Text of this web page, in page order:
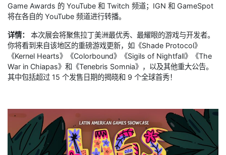
Game Awards 的 YouTube 和 Twitch 频道；IGN 和 GameSpot
将在各自的 YouTube 频道进行转播。
详情：
本次展会将聚焦拉丁美洲最优秀、最耀眼的游戏与开发者。
你将看到来自该地区的重磅游戏更新，如《Shade Protocol》
《Kernel Hearts》《Colorbound》《Sigils of Nightfall》《The
War in Chiapas》和《Tenebris Somnia》，以及其他重大公告。
其中包括超过 15 个发售日期的揭晓和 9 个全球首秀！